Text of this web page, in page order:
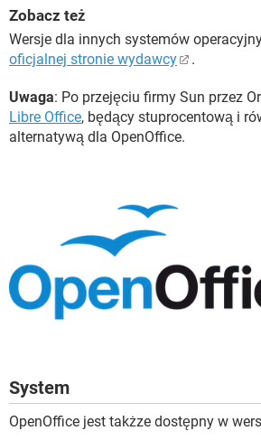
Zobacz też
Wersje dla innych systemów
oficjalnej stronie wydawcy
.
Uwaga: Po przejęciu firmy Sun przez
Libre Office, będący stuprocentową i
alternatywą dla OpenOffice.
System
OpenOffice jest takżze dostępny w